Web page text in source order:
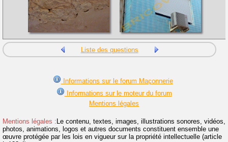
Liste des questions
Informations sur le forum Maçonnerie
Informations sur le moteur du forum
Mentions légales
Mentions légales : Le contenu, textes, images, illustrations sonores, vidéos,
photos, animations, logos et autres documents constituent ensemble une
œuvre protégée par les lois en vigueur sur la propriété intellectuelle (article